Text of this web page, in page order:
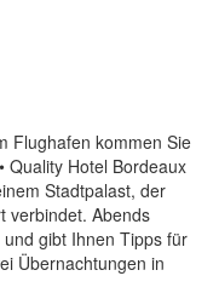
Flughafen kommen Sie
Quality Hotel Bordeaux
Stadtpalast, der
verbindet. Abends
gibt Ihnen Tipps für
Übernachtungen in